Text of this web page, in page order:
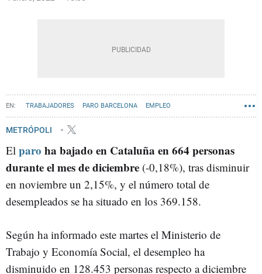
TRABAJADORES PARO BARCELONA EMPLEO
METRÓPOLI
El paro ha bajado en Cataluña en 664 personas
durante el mes de diciembre (-0,18%), tras disminuir
en noviembre un 2,15%, y el número total de
desempleados se ha situado en los 369.158.
Según ha informado este martes el Ministerio de
Trabajo y Economía Social, el desempleo ha
disminuido en 128.453 personas respecto a diciembre